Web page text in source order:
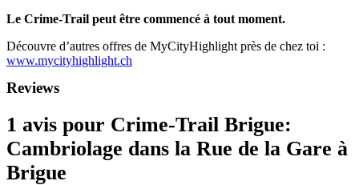
Le Crime-Trail peut être commencé à tout moment.
Découvre d’autres offres de MyCityHighlight près de chez toi :
www.mycityhighlight.ch
Reviews
1 avis pour Crime-Trail Brigue:
Cambriolage dans la Rue de la Gare à
Brigue